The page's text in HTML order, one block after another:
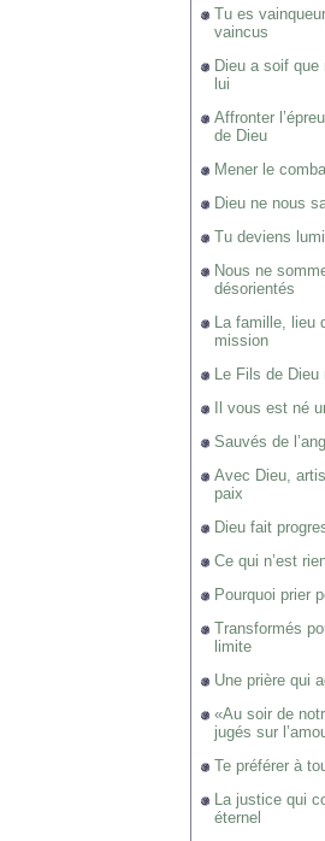
Tu es
vaincus
Dieu a soif
lui
Affronter
de Dieu
Mener le
Dieu ne nous
Tu deviens
Nous ne
désorientés
La famille, lieu
mission
Le Fils de
Il vous est né
Sauvés de
Avec Dieu,
paix
Dieu fait
Ce qui n’est
Pourquoi prier
Transformés
limite
Une prière qui
«Au soir de
jugés sur
Te préférer à
La justice qui
éternel